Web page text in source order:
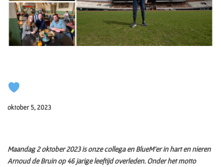
oktober 5, 2023
Maandag 2 oktober 2023 is onze collega en BlueM’er in hart en nieren
Arnoud de Bruin op 46 jarige leeftijd overleden. Onder het motto